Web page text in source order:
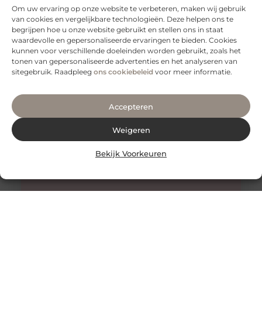
Om uw ervaring op onze website te verbeteren, maken wij gebruik
van cookies en vergelijkbare technologieën. Deze helpen ons te
begrijpen hoe u onze website gebruikt en stellen ons in staat
waardevolle en gepersonaliseerde ervaringen te bieden. Cookies
kunnen voor verschillende doeleinden worden gebruikt, zoals het
tonen van gepersonaliseerde advertenties en het analyseren van
sitegebruik. Raadpleeg ons cookiebeleid voor meer informatie.
Accepteren
Weigeren
Bekijk Voorkeuren
Tips voor een goede rug
Een gezonde en sterke rug is essentieel voor een goed
functioneren van je lichaam. Het is niet alleen belangrijk
voor